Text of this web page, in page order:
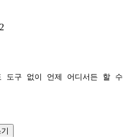
도구 없이 언제 어디서든 할